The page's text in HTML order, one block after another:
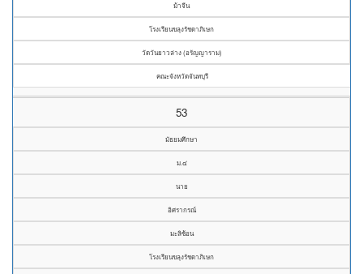
ม้าจีน
โรงเรียนขลุงรัชดาภิเษก
วัดวันยาวล่าง (อรัญญาราม)
คณะจังหวัดจันทบุรี
53
มัธยมศึกษา
ม.๔
นาย
อิศรากรณ์
มะลิซ้อน
โรงเรียนขลุงรัชดาภิเษก